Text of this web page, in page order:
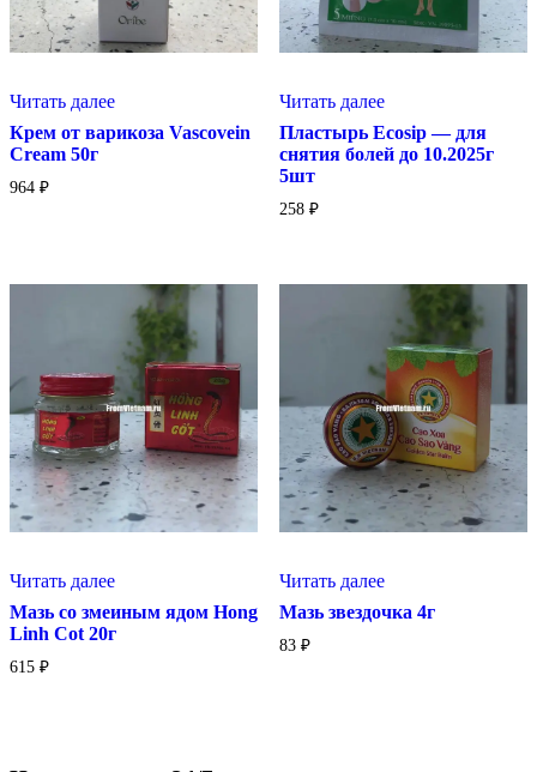
Читать далее
Крем от варикоза Vascovein
Cream 50г
964 ₽
Читать далее
Пластырь Ecosip — для
снятия болей до 10.2025г
5шт
258 ₽
Читать далее
Мазь со змеиным ядом Hong
Linh Cot 20г
615 ₽
Читать далее
Мазь звездочка 4г
83 ₽